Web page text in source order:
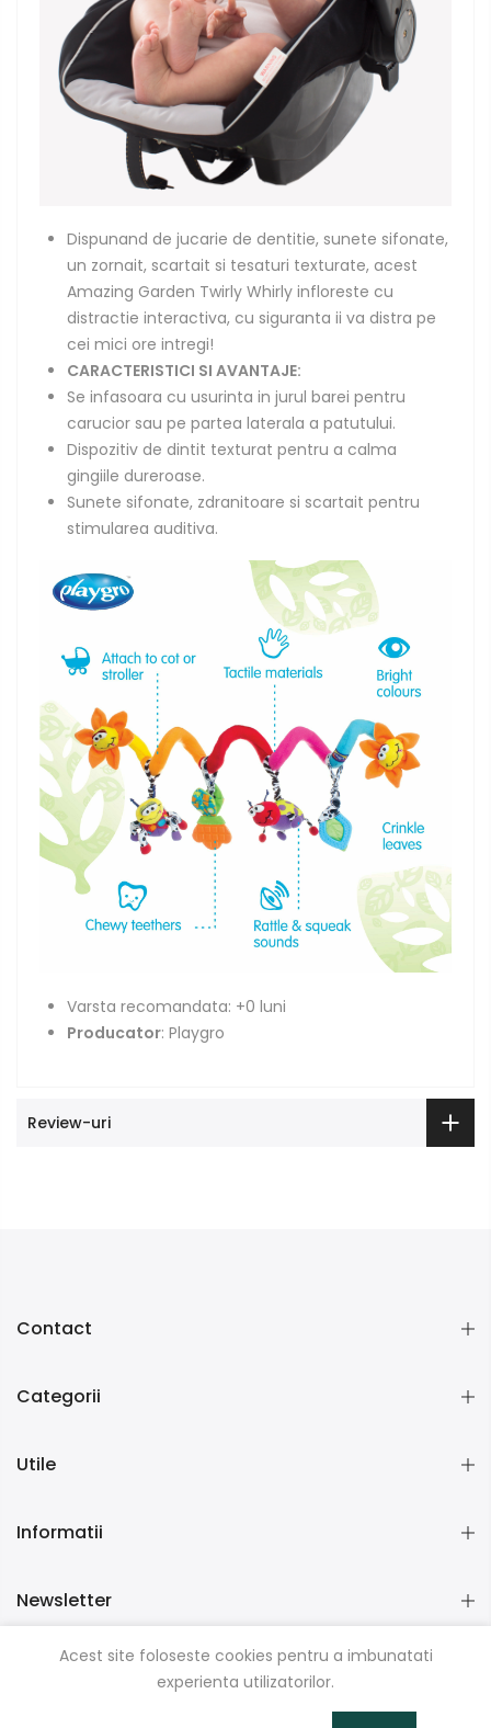
Dispunand de jucarie de dentitie, sunete sifonate,
un zornait, scartait si tesaturi texturate, acest
Amazing Garden Twirly Whirly infloreste cu
distractie interactiva, cu siguranta ii va distra pe
cei mici ore intregi!
CARACTERISTICI SI AVANTAJE:
Se infasoara cu usurinta in jurul barei pentru
carucior sau pe partea laterala a patutului.
Dispozitiv de dintit texturat pentru a calma
gingiile dureroase.
Sunete sifonate, zdranitoare si scartait pentru
stimularea auditiva.
Varsta recomandata: +0 luni
Producator: Playgro
Review-uri
Contact
Categorii
Utile
Informatii
Newsletter
Acest site foloseste cookies pentru a imbunatati
experienta utilizatorilor.